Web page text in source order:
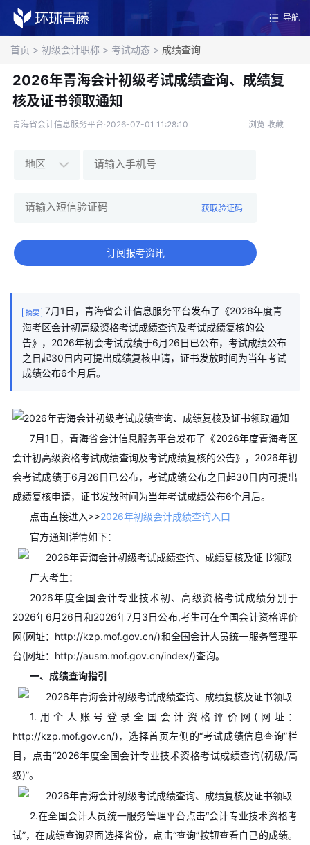
导航
首页 > 初级会计职称 > 考试动态 > 成绩查询
2026年青海会计初级考试成绩查询、成绩复
核及证书领取通知
青海省会计信息服务平台·2026-07-01 11:28:10 浏览 收藏
获取验证码
订阅报考资讯
摘要
7月1日，青海省会计信息服务平台发布了《2026年度青
海考区会计初高级资格考试成绩查询及考试成绩复核的公
告》，2026年初会考试成绩于6月26日已公布，考试成绩公布
之日起30日内可提出成绩复核申请，证书发放时间为当年考试
成绩公布6个月后。
7月1日，青海省会计信息服务平台发布了《2026年度青海考区
会计初高级资格考试成绩查询及考试成绩复核的公告》，2026年初
会考试成绩于6月26日已公布，考试成绩公布之日起30日内可提出
成绩复核申请，证书发放时间为当年考试成绩公布6个月后。
点击直接进入>>2026年初级会计成绩查询入口
官方通知详情如下：
广大考生：
2026年度全国会计专业技术初、高级资格考试成绩分别于
2026年6月26日和2026年7月3日公布,考生可在全国会计资格评价
网(网址：http://kzp.mof.gov.cn/)和全国会计人员统一服务管理平
台(网址：http://ausm.mof.gov.cn/index/)查询。
一、成绩查询指引
1.用个人账号登录全国会计资格评价网(网址：
http://kzp.mof.gov.cn/)，选择首页左侧的“考试成绩信息查询”栏
目，点击“2026年度全国会计专业技术资格考试成绩查询(初级/高
级)”。
2.在全国会计人员统一服务管理平台点击“会计专业技术资格考
试”，在成绩查询界面选择省份，点击“查询”按钮查看自己的成绩。